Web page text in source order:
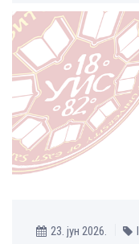
23. јун 2026.